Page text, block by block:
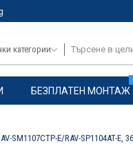
категории
БЕЗПЛАТЕН МОНТАЖ
SM1107CTP-E/RAV-SP1104AT-E,